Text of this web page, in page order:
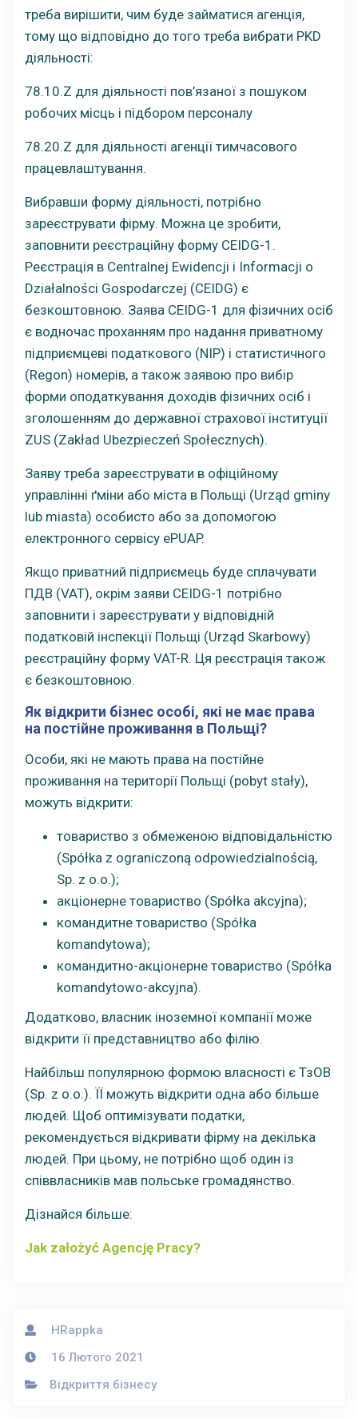
треба вирішити, чим буде займатися агенція,
тому що відповідно до того треба вибрати PKD
діяльності:
78.10.Z для діяльності пов’язаної з пошуком
робочих місць і підбором персоналу
78.20.Z для діяльності агенції тимчасового
працевлаштування.
Вибравши форму діяльності, потрібно
зареєструвати фірму. Можна це зробити,
заповнити реєстраційну форму CEIDG-1.
Реєстрація в Centralnej Ewidencji i Informacji o
Działalności Gospodarczej (CEIDG) є
безкоштовною. Заява CEIDG-1 для фізичних осіб
є водночас проханням про надання приватному
підприємцеві податкового (NIP) і статистичного
(Regon) номерів, а також заявою про вибір
форми оподаткування доходів фізичних осіб і
зголошенням до державної страхової інституції
ZUS (Zakład Ubezpieczeń Społecznych).
Заяву треба зареєструвати в офіційному
управлінні ґміни або міста в Польщі (Urząd gminy
lub miasta) особисто або за допомогою
електронного сервісу ePUAP.
Якщо приватний підприємець буде сплачувати
ПДВ (VAT), окрім заяви CEIDG-1 потрібно
заповнити і зареєструвати у відповідній
податковій інспекції Польщі (Urząd Skarbowy)
реєстраційну форму VAT-R. Ця реєстрація також
є безкоштовною.
Як відкрити бізнес особі, які не має права
на постійне проживання в Польщі?
Ocoби, які не мають права на постійне
проживання на території Польщі (pobyt stały),
можуть відкрити:
товариство з обмеженою відповідальністю
(Spółka z ograniczoną odpowiedzialnością,
Sp. z o.o.);
акціонерне товариство (Spółka akcyjna);
командитне товариство (Spółka
komandytowa);
командитно-акціонерне товариство (Spółka
komandytowo-akcyjna).
Додатково, власник іноземної компанії може
відкрити її представництво або філію.
Найбільш популярною формою власності є ТзОВ
(Sp. z o.o.). ЇЇ можуть відкрити одна або більше
людей. Щоб оптимізувати податки,
рекомендується відкривати фірму на декілька
людей. При цьому, не потрібно щоб один із
співвласників мав польське громадянство.
Дізнайся більше:
Jak założyć Agencję Pracy?
HRappka
16 Лютого 2021
Відкриття бізнесу